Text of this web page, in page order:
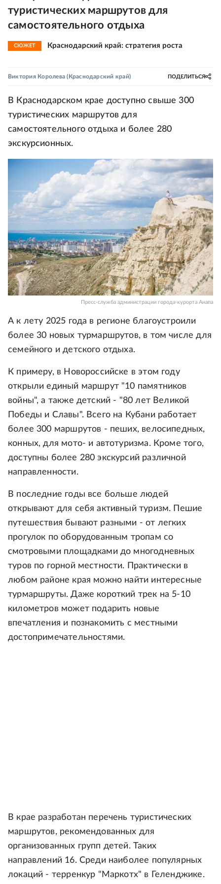
туристических маршрутов для
самостоятельного отдыха
СЮЖЕТ Краснодарский край: стратегия роста
Виктория Королева (Краснодарский край) ПОДЕЛИТЬСЯ
В Краснодарском крае доступно свыше 300
туристических маршрутов для
самостоятельного отдыха и более 280
экскурсионных.
Пресс-служба администрации города-курорта Анапа
А к лету 2025 года в регионе благоустроили
более 30 новых турмаршрутов, в том числе для
семейного и детского отдыха.
К примеру, в Новороссийске в этом году
открыли единый маршрут "10 памятников
войны", а также детский - "80 лет Великой
Победы и Славы". Всего на Кубани работает
более 300 маршрутов - пеших, велосипедных,
конных, для мото- и автотуризма. Кроме того,
доступны более 280 экскурсий различной
направленности.
В последние годы все больше людей
открывают для себя активный туризм. Пешие
путешествия бывают разными - от легких
прогулок по оборудованным тропам со
смотровыми площадками до многодневных
туров по горной местности. Практически в
любом районе края можно найти интересные
турмаршруты. Даже короткий трек на 5-10
километров может подарить новые
впечатления и познакомить с местными
достопримечательностями.
В крае разработан перечень туристических
маршрутов, рекомендованных для
организованных групп детей. Таких
направлений 16. Среди наиболее популярных
локаций - терренкур "Маркотх" в Геленджике.